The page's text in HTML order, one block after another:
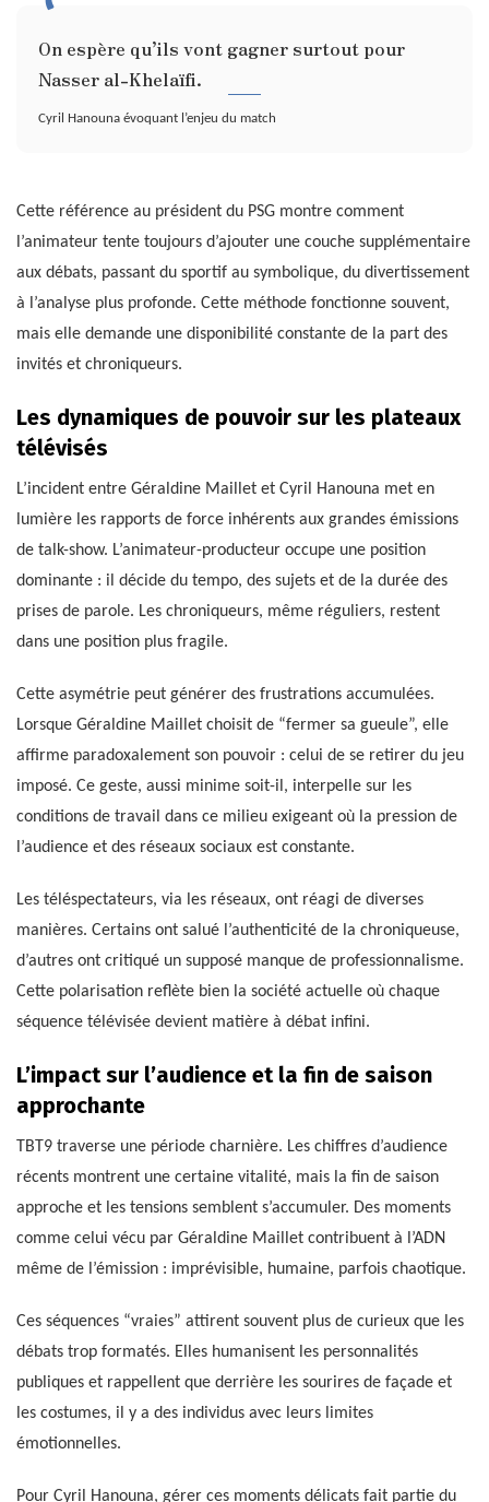
On espère qu’ils vont gagner surtout pour
Nasser al-Khelaïfi.
Cyril Hanouna évoquant l’enjeu du match
Cette référence au président du PSG montre comment
l’animateur tente toujours d’ajouter une couche supplémentaire
aux débats, passant du sportif au symbolique, du divertissement
à l’analyse plus profonde. Cette méthode fonctionne souvent,
mais elle demande une disponibilité constante de la part des
invités et chroniqueurs.
Les dynamiques de pouvoir sur les plateaux
télévisés
L’incident entre Géraldine Maillet et Cyril Hanouna met en
lumière les rapports de force inhérents aux grandes émissions
de talk-show. L’animateur-producteur occupe une position
dominante : il décide du tempo, des sujets et de la durée des
prises de parole. Les chroniqueurs, même réguliers, restent
dans une position plus fragile.
Cette asymétrie peut générer des frustrations accumulées.
Lorsque Géraldine Maillet choisit de “fermer sa gueule”, elle
affirme paradoxalement son pouvoir : celui de se retirer du jeu
imposé. Ce geste, aussi minime soit-il, interpelle sur les
conditions de travail dans ce milieu exigeant où la pression de
l’audience et des réseaux sociaux est constante.
Les téléspectateurs, via les réseaux, ont réagi de diverses
manières. Certains ont salué l’authenticité de la chroniqueuse,
d’autres ont critiqué un supposé manque de professionnalisme.
Cette polarisation reflète bien la société actuelle où chaque
séquence télévisée devient matière à débat infini.
L’impact sur l’audience et la fin de saison
approchante
TBT9 traverse une période charnière. Les chiffres d’audience
récents montrent une certaine vitalité, mais la fin de saison
approche et les tensions semblent s’accumuler. Des moments
comme celui vécu par Géraldine Maillet contribuent à l’ADN
même de l’émission : imprévisible, humaine, parfois chaotique.
Ces séquences “vraies” attirent souvent plus de curieux que les
débats trop formatés. Elles humanisent les personnalités
publiques et rappellent que derrière les sourires de façade et
les costumes, il y a des individus avec leurs limites
émotionnelles.
Pour Cyril Hanouna, gérer ces moments délicats fait partie du